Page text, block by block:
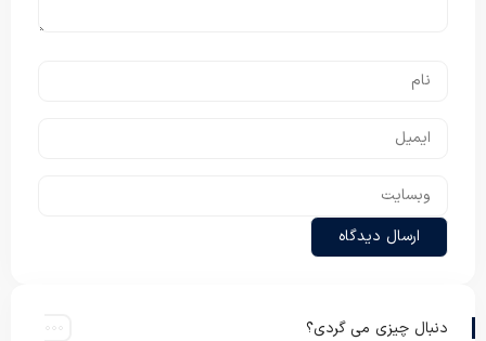
دنبال چیزی می گردی؟